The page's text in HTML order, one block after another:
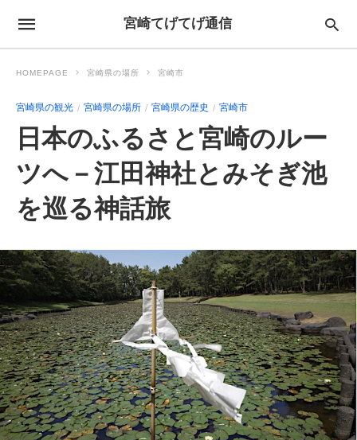
宮崎てげてげ通信
HOMEPAGE 宮崎県の場所 宮崎市
宮崎県の観光 宮崎県の場所 宮崎県の歴史 宮崎市
日本のふるさと宮崎のルー
ツへ－江田神社とみそぎ池
を巡る神話旅